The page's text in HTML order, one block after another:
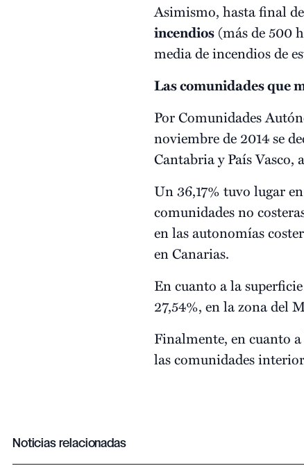
Asimismo, hasta final
incendios (más de 500
media de incendios de
Las comunidades que
Por Comunidades
noviembre de 2014 se
Cantabria y País Vasco,
Un 36,17% tuvo lugar
comunidades no
en las autonomías
en Canarias.
En cuanto a la
27,54%, en la zona del
Finalmente, en cuanto
las comunidades
Noticias relacionadas